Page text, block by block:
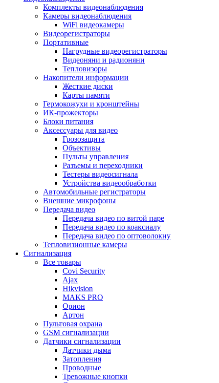
Комплекты видеонаблюдения
Камеры видеонаблюдения
WiFi видеокамеры
Видеорегистраторы
Портативные
Нагрудные видеорегистраторы
Видеоняни и радионяни
Тепловизоры
Накопители информации
Жесткие диски
Карты памяти
Гермокожухи и кронштейны
ИК-прожекторы
Блоки питания
Аксессуары для видео
Грозозащита
Объективы
Пульты управления
Разъемы и переходники
Тестеры видеосигнала
Устройства видеообработки
Автомобильные регистраторы
Внешние микрофоны
Передача видео
Передача видео по витой паре
Передача видео по коаксиалу
Передача видео по оптоволокну
Тепловизионные камеры
Сигнализация
Все товары
Covi Security
Ajax
Hikvision
MAKS PRO
Орион
Артон
Пультовая охрана
GSM сигнализации
Датчики сигнализации
Датчики дыма
Затопления
Проводные
Тревожные кнопки